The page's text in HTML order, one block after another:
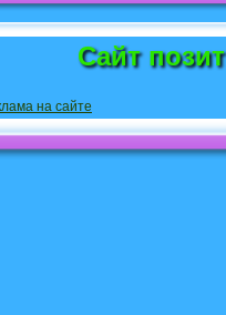
Сайт
на сайте